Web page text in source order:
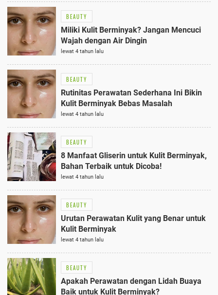
BEAUTY
Miliki Kulit Berminyak? Jangan Mencuci
Wajah dengan Air Dingin
lewat 4 tahun lalu
BEAUTY
Rutinitas Perawatan Sederhana Ini Bikin
Kulit Berminyak Bebas Masalah
lewat 4 tahun lalu
BEAUTY
8 Manfaat Gliserin untuk Kulit Berminyak,
Bahan Terbaik untuk Dicoba!
lewat 4 tahun lalu
BEAUTY
Urutan Perawatan Kulit yang Benar untuk
Kulit Berminyak
lewat 4 tahun lalu
BEAUTY
Apakah Perawatan dengan Lidah Buaya
Baik untuk Kulit Berminyak?